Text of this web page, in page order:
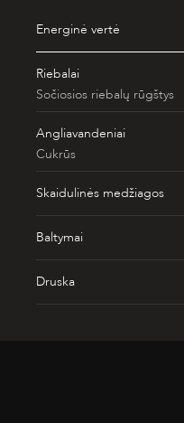
Energinė vertė
Riebalai
Sočiosios riebalų rūgštys
Angliavandeniai
Cukrūs
Skaidulinės medžiagos
Baltymai
Druska